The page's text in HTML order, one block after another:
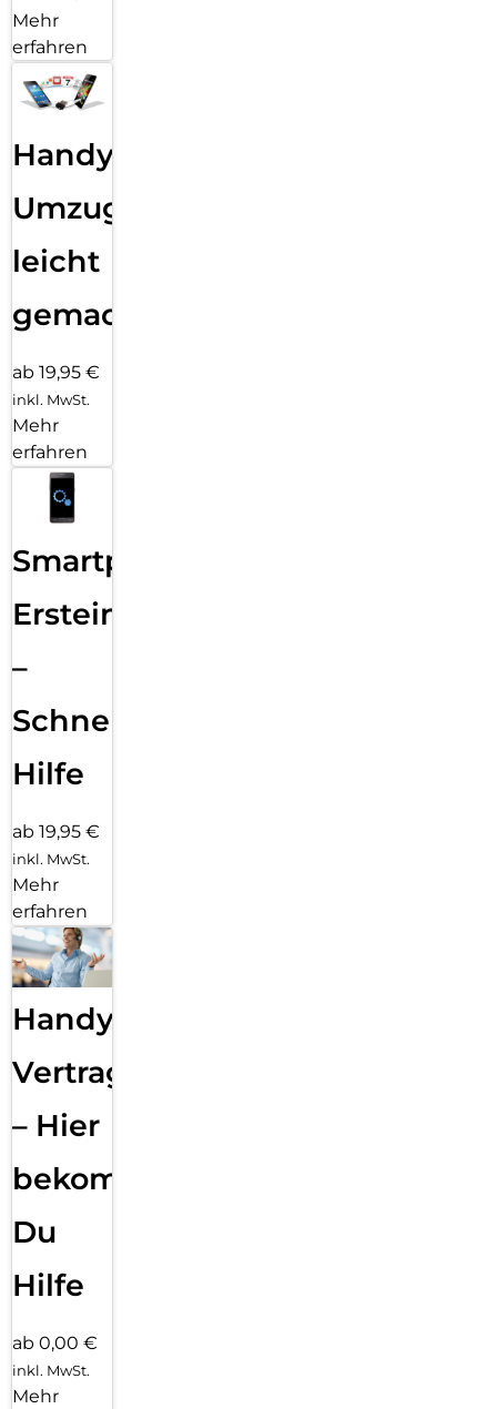
Mehr
erfahren
Handy
Umzug
leicht
gemacht!
ab 19,95 €
inkl. MwSt.
Mehr
erfahren
Smartphone
Ersteinrichtung
–
Schnelle
Hilfe
ab 19,95 €
inkl. MwSt.
Mehr
erfahren
Handy
Vertragsabwicklung
– Hier
bekommst
Du
Hilfe
ab 0,00 €
inkl. MwSt.
Mehr